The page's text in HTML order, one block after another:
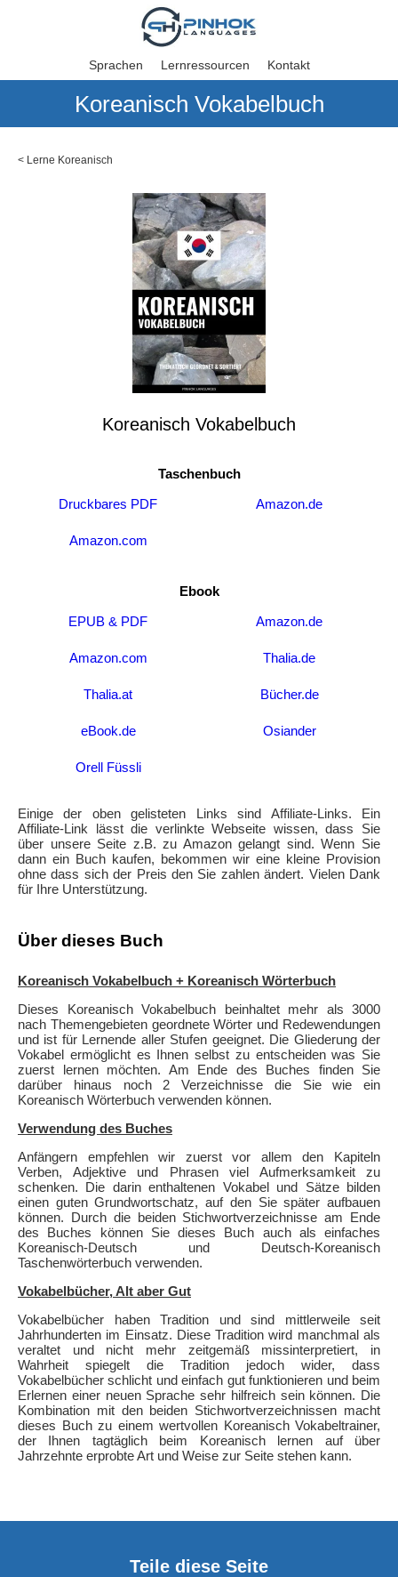
Sprachen Lernressourcen Kontakt
Koreanisch Vokabelbuch
< Lerne Koreanisch
Koreanisch Vokabelbuch
Taschenbuch
Druckbares PDF
Amazon.de
Amazon.com
Ebook
EPUB & PDF
Amazon.de
Amazon.com Thalia.de
Thalia.at Bücher.de
eBook.de Osiander
Orell Füssli
Einige der oben gelisteten Links sind Affiliate-Links. Ein
Affiliate-Link lässt die verlinkte Webseite wissen, dass Sie
über unsere Seite z.B. zu Amazon gelangt sind. Wenn Sie
dann ein Buch kaufen, bekommen wir eine kleine Provision
ohne dass sich der Preis den Sie zahlen ändert. Vielen Dank
für Ihre Unterstützung.
Über dieses Buch
Koreanisch Vokabelbuch + Koreanisch Wörterbuch
Dieses Koreanisch Vokabelbuch beinhaltet mehr als 3000
nach Themengebieten geordnete Wörter und Redewendungen
und ist für Lernende aller Stufen geeignet. Die Gliederung der
Vokabel ermöglicht es Ihnen selbst zu entscheiden was Sie
zuerst lernen möchten. Am Ende des Buches finden Sie
darüber hinaus noch 2 Verzeichnisse die Sie wie ein
Koreanisch Wörterbuch verwenden können.
Verwendung des Buches
Anfängern empfehlen wir zuerst vor allem den Kapiteln
Verben, Adjektive und Phrasen viel Aufmerksamkeit zu
schenken. Die darin enthaltenen Vokabel und Sätze bilden
einen guten Grundwortschatz, auf den Sie später aufbauen
können. Durch die beiden Stichwortverzeichnisse am Ende
des Buches können Sie dieses Buch auch als einfaches
Koreanisch-Deutsch und Deutsch-Koreanisch
Taschenwörterbuch verwenden.
Vokabelbücher, Alt aber Gut
Vokabelbücher haben Tradition und sind mittlerweile seit
Jahrhunderten im Einsatz. Diese Tradition wird manchmal als
veraltet und nicht mehr zeitgemäß missinterpretiert, in
Wahrheit spiegelt die Tradition jedoch wider, dass
Vokabelbücher schlicht und einfach gut funktionieren und beim
Erlernen einer neuen Sprache sehr hilfreich sein können. Die
Kombination mit den beiden Stichwortverzeichnissen macht
dieses Buch zu einem wertvollen Koreanisch Vokabeltrainer,
der Ihnen tagtäglich beim Koreanisch lernen auf über
Jahrzehnte erprobte Art und Weise zur Seite stehen kann.
Teile diese Seite